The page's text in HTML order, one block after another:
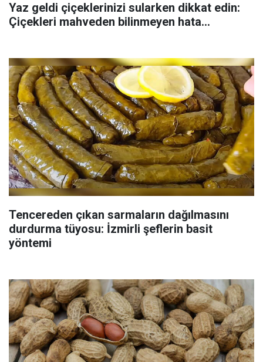
Yaz geldi çiçeklerinizi sularken dikkat edin:
Çiçekleri mahveden bilinmeyen hata...
Tencereden çıkan sarmaların dağılmasını
durdurma tüyosu: İzmirli şeflerin basit
yöntemi